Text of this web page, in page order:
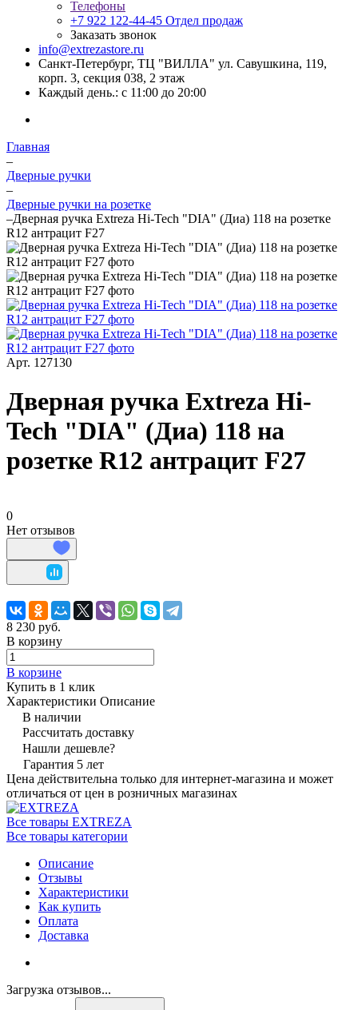
Телефоны
+7 922 122-44-45 Отдел продаж
Заказать звонок
info@extrezastore.ru
Санкт-Петербург, ТЦ "ВИЛЛА" ул. Савушкина, 119,
корп. 3, секция 038, 2 этаж
Каждый день.: с 11:00 до 20:00
Главная
–
Дверные ручки
–
Дверные ручки на розетке
–Дверная ручка Extreza Hi-Tech "DIA" (Диа) 118 на розетке
R12 антрацит F27
Арт. 127130
Дверная ручка Extreza Hi-
Tech "DIA" (Диа) 118 на
розетке R12 антрацит F27
0
Нет отзывов
8 230 руб.
В корзину
В корзине
Купить в 1 клик
Характеристики Описание
В наличии
Рассчитать доставку
Нашли дешевле?
Гарантия 5 лет
Цена действительна только для интернет-магазина и может
отличаться от цен в розничных магазинах
Все товары EXTREZA
Все товары категории
Описание
Отзывы
Характеристики
Как купить
Оплата
Доставка
Загрузка отзывов...